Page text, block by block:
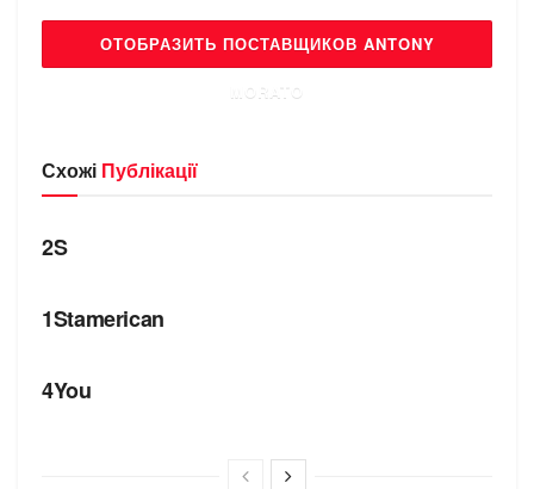
ОТОБРАЗИТЬ ПОСТАВЩИКОВ ANTONY
MORATO
Схожі Публікації
БРЕНДИ
2S
1Stamerican
4You